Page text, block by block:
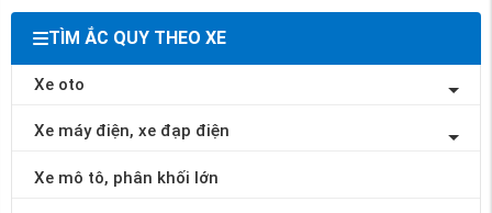
TÌM ẮC QUY THEO XE
Xe oto
Xe máy điện, xe đạp điện
Xe mô tô, phân khối lớn